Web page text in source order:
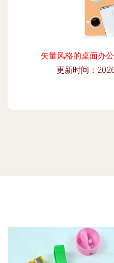
矢量风格的桌面办
更新时间：